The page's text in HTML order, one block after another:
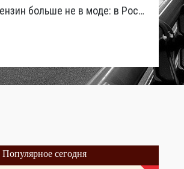
Бензин больше не в моде: в России зафиксирован взрывной отказ от двигателей внутреннего сгорания
Популярное сегодня